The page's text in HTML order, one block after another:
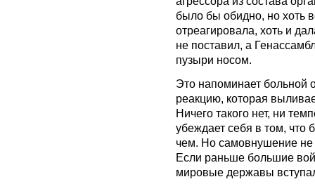
было бы обидно, но хоть
отреагировала, хоть и
не поставил, а
пузыри носом.
Это напоминает больной
реакцию, которая
Ничего такого нет, ни
убеждает себя в том, что
чем. Но самовнушение не
Если раньше большие
мировые державы